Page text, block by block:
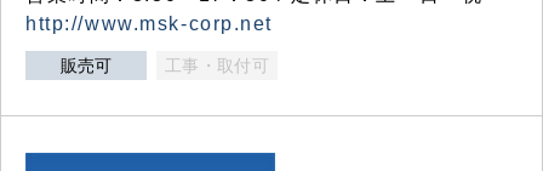
http://www.msk-corp.net
販売可 工事・取付可